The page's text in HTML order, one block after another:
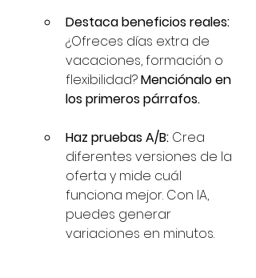
Destaca beneficios reales:
¿Ofreces días extra de
vacaciones, formación o
flexibilidad? Menciónalo en
los primeros párrafos.
Haz pruebas A/B: Crea
diferentes versiones de la
oferta y mide cuál
funciona mejor. Con IA,
puedes generar
variaciones en minutos.